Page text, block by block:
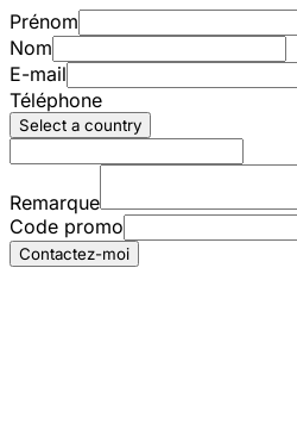
Prénom
Nom
E-mail
Téléphone
Select a country
Remarque
Code promo
Contactez-moi